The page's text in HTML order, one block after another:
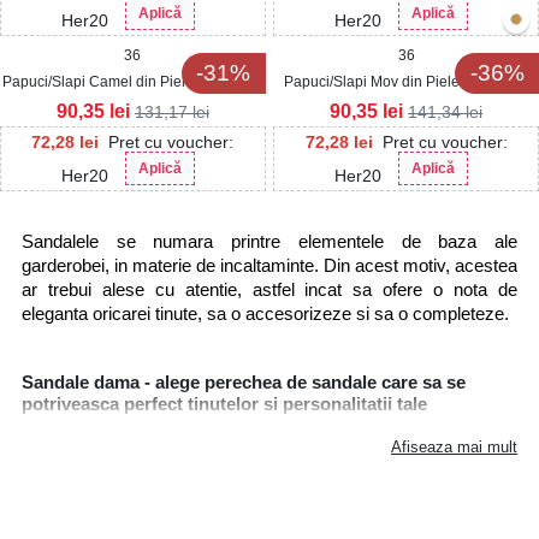
Her20 Aplică Her20 Aplică
-31%
36
Papuci/Slapi Camel din Piele Ecologica
Rebecka
72,28 lei
Pret cu voucher:
Her20
Aplică
90,35 lei 131,17lei
-36%
36
Papuci/Slapi Mov din Piele Ecologica
Intoarsa Sirka
72,28 lei
Pret cu voucher:
Her20
Aplică
90,35 lei 141,34lei
Sandalele se numara printre elementele de baza ale
garderobei, in materie de incaltaminte. Din acest motiv, acestea
ar trebui alese cu atentie, astfel incat sa ofere o nota de
eleganta oricarei tinute, sa o accesorizeze si sa o completeze.
Sandale dama - alege perechea de sandale care sa se
potriveasca perfect tinutelor si personalitatii tale
Pentru ca ne axam pe calitatea produselor oferite, ne
Afiseaza mai mult